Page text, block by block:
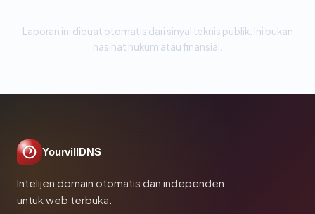
Laporan ini dibuat otomatis dari sinyal teknis publik. Ini bukan
nasihat hukum atau finansial.
YourvillDNS
Intelijen domain otomatis dan independen
untuk web terbuka.